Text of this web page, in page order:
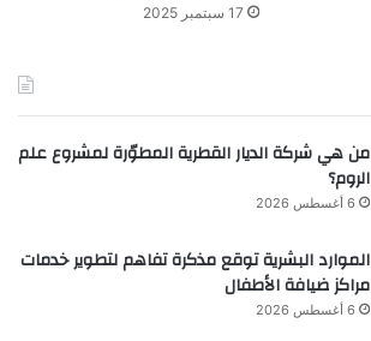
17 سبتمبر 2025
من هي شركة الديار القطرية المطوّرة لمشروع علم
الروم؟
6 أغسطس 2026
الموارد البشرية توقع مذكرة تفاهم لتطوير خدمات
مراكز ضيافة الأطفال
6 أغسطس 2026